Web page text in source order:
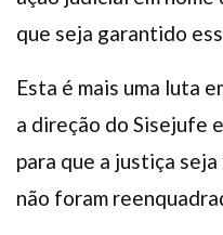
que seja garantido
Esta é mais uma luta
a direção do Sisejufe
para que a justiça
não foram